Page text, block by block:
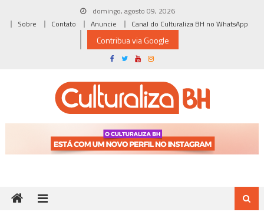
domingo, agosto 09, 2026
Sobre
Contato Anuncie Canal do Culturaliza BH no WhatsApp
Contribua via Google